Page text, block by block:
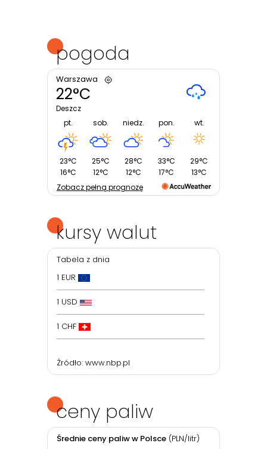
pogoda
Warszawa
22°C
Deszcz
pt.
23°C
16°C
sob.
25°C
12°C
niedz.
28°C
12°C
pon.
33°C
17°C
wt.
29°C
13°C
Zobacz pełną prognozę
ceny paliw
Średnie ceny paliw w Polsce (PLN/litr)
kursy walut
Tabela z dnia
1 EUR
1 USD
1 CHF
Źródło: www.nbp.pl